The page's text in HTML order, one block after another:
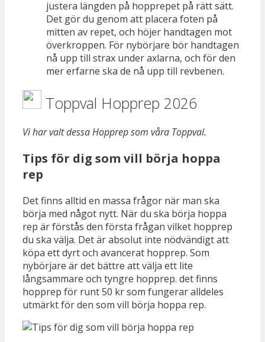
justera längden på hopprepet på rätt sätt.
Det gör du genom att placera foten på
mitten av repet, och höjer handtagen mot
överkroppen. För nybörjare bör handtagen
nå upp till strax under axlarna, och för den
mer erfarne ska de nå upp till revbenen.
Toppval Hopprep 2026
Vi har valt dessa Hopprep som våra Toppval.
Tips för dig som vill börja hoppa
rep
Det finns alltid en massa frågor när man ska
börja med något nytt. När du ska börja hoppa
rep är förstås den första frågan vilket hopprep
du ska välja. Det är absolut inte nödvändigt att
köpa ett dyrt och avancerat hopprep. Som
nybörjare är det bättre att välja ett lite
långsammare och tyngre hopprep. det finns
hopprep för runt 50 kr som fungerar alldeles
utmärkt för den som vill börja hoppa rep.